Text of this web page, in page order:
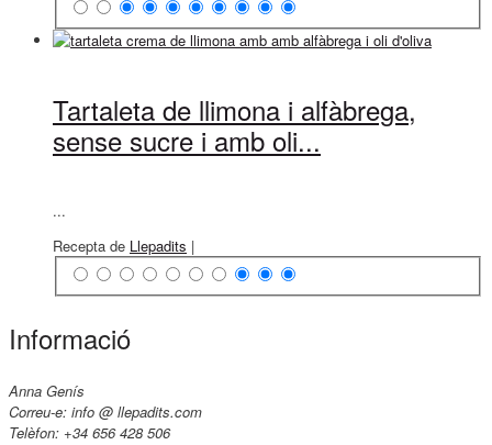
Tartaleta de llimona i alfàbrega,
sense sucre i amb oli...
...
Recepta de Llepadits |
Informació
Anna Genís
Correu-e: info @ llepadits.com
Telèfon: +34 656 428 506